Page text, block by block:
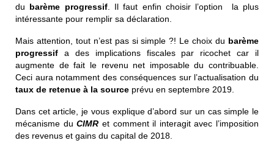
du barème progressif. Il faut enfin choisir l’option la plus
intéressante pour remplir sa déclaration.
Mais attention, tout n’est pas si simple ?! Le choix du barème
progressif a des implications fiscales par ricochet car il
augmente de fait le revenu net imposable du contribuable.
Ceci aura notamment des conséquences sur l’actualisation du
taux de retenue à la source prévu en septembre 2019.
Dans cet article, je vous explique d’abord sur un cas simple le
mécanisme duCIMR et comment il interagit avec l’imposition
des revenus et gains du capital de 2018.